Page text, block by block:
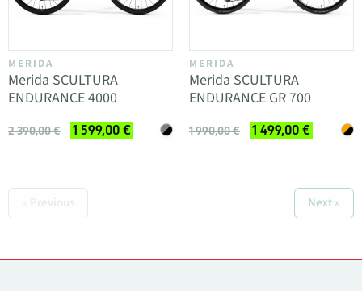
MERIDA
Merida SCULTURA
ENDURANCE 4000
2 390,00 € 1 599,00 €
MERIDA
Merida SCULTURA
ENDURANCE GR 700
1 990,00 € 1 499,00 €
« Previous Next »